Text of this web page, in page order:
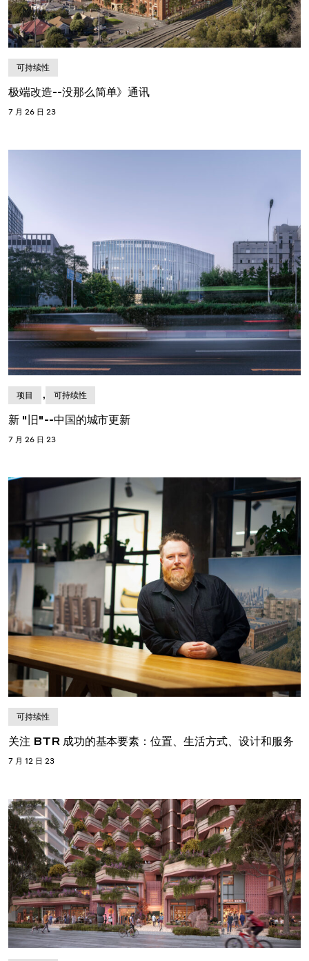
可持续性
极端改造--没那么简单》通讯
7 月 26 日 23
项目 , 可持续性
新 "旧"--中国的城市更新
7 月 26 日 23
可持续性
关注 BTR 成功的基本要素：位置、生活方式、设计和服务
7 月 12 日 23